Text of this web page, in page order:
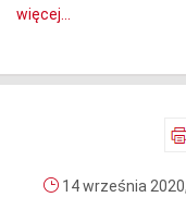
więcej...
14 września